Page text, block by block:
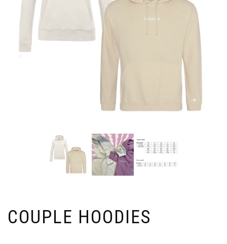
COUPLE HOODIES